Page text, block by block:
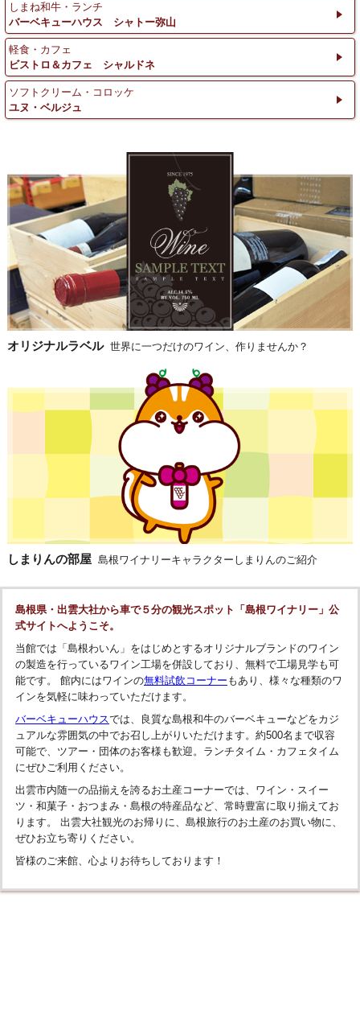
しまね和牛・ランチ
バーベキューハウス シャトー弥山
軽食・カフェ
ビストロ＆カフェ シャルドネ
ソフトクリーム・コロッケ
ユヌ・ベルジュ
オリジナルラベル 世界に一つだけのワイン、作りませんか？
しまりんの部屋 島根ワイナリーキャラクターしまりんのご紹介
島根県・出雲大社から車で５分の観光スポット「島根ワイナリー」公
式サイトへようこそ。
当館では「島根わいん」をはじめとするオリジナルブランドのワイン
の製造を行っているワイン工場を併設しており、無料で工場見学も可
能です。 館内にはワインの無料試飲コーナー もあり、様々な種類のワ
インを気軽に味わっていただけます。
バーベキューハウスでは、良質な島根和牛のバーベキューなどをカジ
ュアルな雰囲気の中でお召し上がりいただけます。約500名まで収容
可能で、ツアー・団体のお客様も歓迎。ランチタイム・カフェタイム
にぜひご利用ください。
出雲市内随一の品揃えを誇るお土産コーナーでは、ワイン・スイー
ツ・和菓子・おつまみ・島根の特産品など、常時豊富に取り揃えてお
ります。 出雲大社観光のお帰りに、島根旅行のお土産のお買い物に、
ぜひお立ち寄りください。
皆様のご来館、心よりお待ちしております！